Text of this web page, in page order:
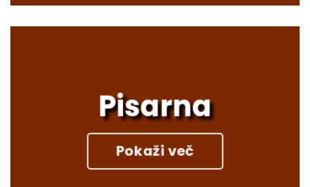
Pisarna
Pokaži več